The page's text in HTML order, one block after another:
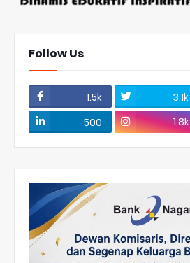
Follow Us
1.5k 3.1k
500
1.8k